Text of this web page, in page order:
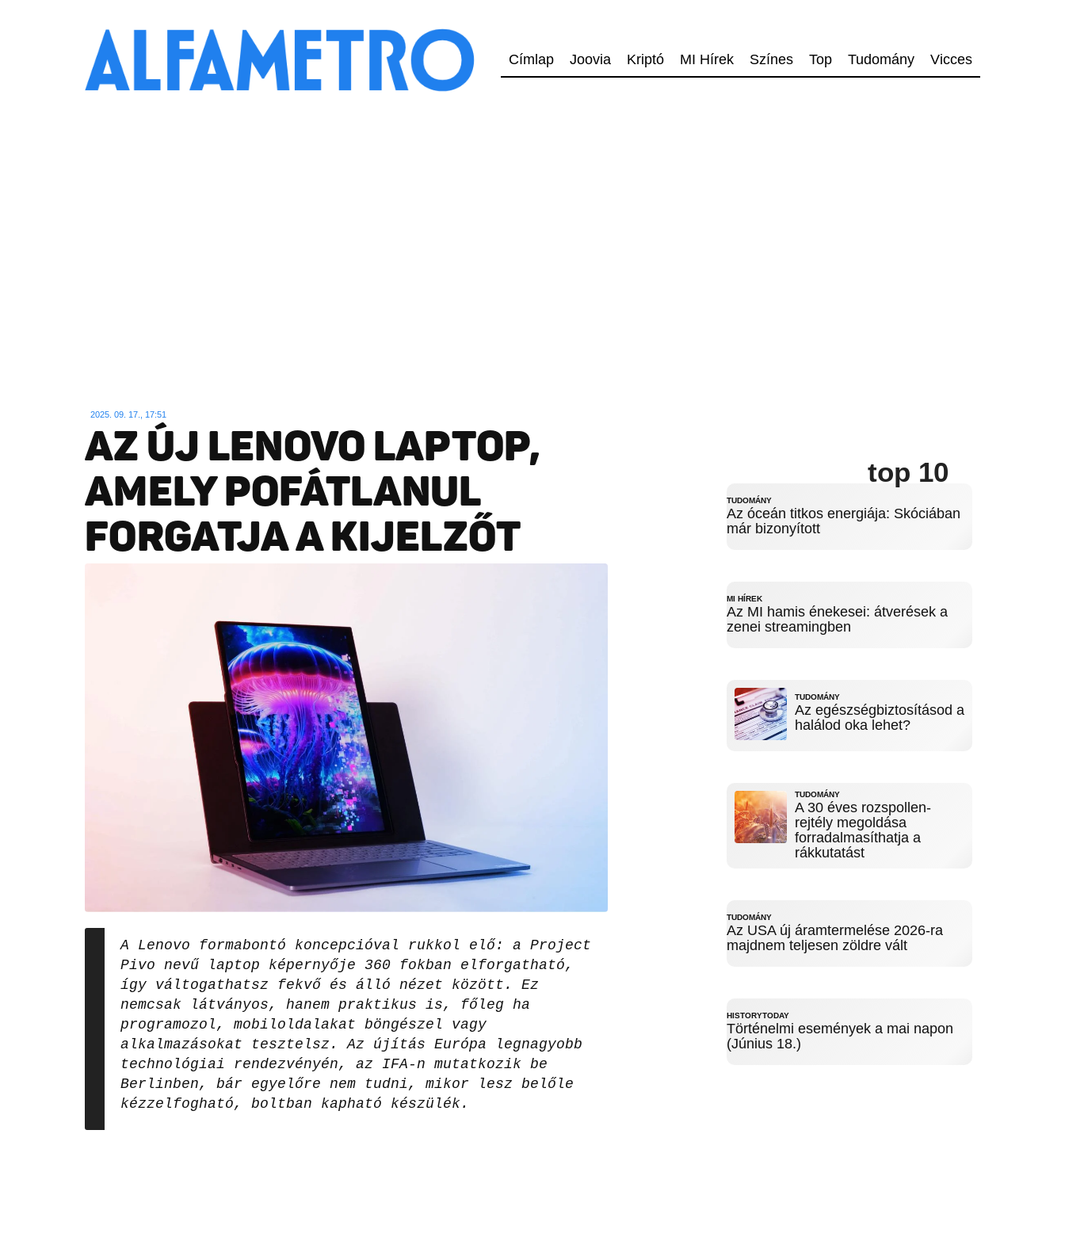
Címlap Joovia Kriptó MI Hírek Színes Top Tudomány Vicces
2025. 09. 17., 17:51
AZ ÚJ LENOVO LAPTOP,
AMELY POFÁTLANUL
FORGATJA A KIJELZŐT
A Lenovo formabontó koncepcióval rukkol elő: a Project
Pivo nevű laptop képernyője 360 fokban elforgatható,
így váltogathatsz fekvő és álló nézet között. Ez
nemcsak látványos, hanem praktikus is, főleg ha
programozol, mobiloldalakat böngészel vagy
alkalmazásokat tesztelsz. Az újítás Európa legnagyobb
technológiai rendezvényén, az IFA-n mutatkozik be
Berlinben, bár egyelőre nem tudni, mikor lesz belőle
kézzelfogható, boltban kapható készülék.
top 10
TUDOMÁNY
Az óceán titkos energiája: Skóciában
már bizonyított
MI HÍREK
Az MI hamis énekesei: átverések a
zenei streamingben
TUDOMÁNY
Az egészségbiztosításod a
halálod oka lehet?
TUDOMÁNY
A 30 éves rozspollen-
rejtély megoldása
forradalmasíthatja a
rákkutatást
TUDOMÁNY
Az USA új áramtermelése 2026-ra
majdnem teljesen zöldre vált
HISTORYTODAY
Történelmi események a mai napon
(Június 18.)